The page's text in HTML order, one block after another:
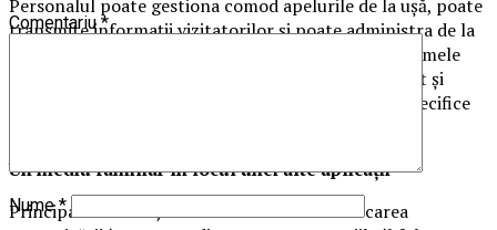
Personalul poate gestiona comod apelurile de la ușă, poate
transmite informații vizitatorilor și poate administra de la
distanță accesul persoanelor. În combinație cu sistemele
audio de rețea Axis, același principiu poate fi utilizat și
pentru anunțuri live sau preînregistrate în zone specifice
Un mediu familiar în locul unei alte aplicații
Principalul avantaj al noului client este unificarea
Comentariu*
Nume*